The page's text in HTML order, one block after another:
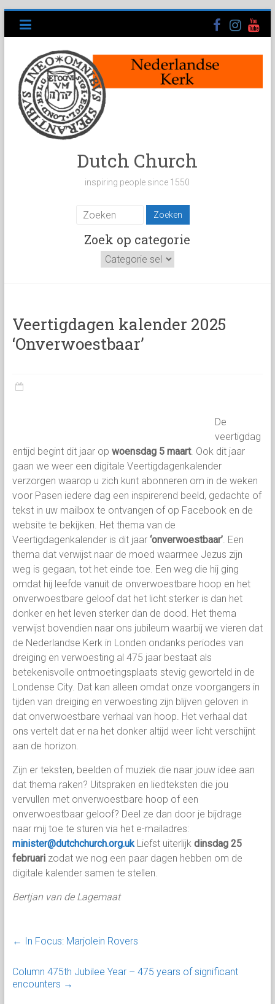
naar
inhoud
Dutch Church
inspiring people since 1550
Zoek op categorie
Zoek
op
Veertigdagen kalender 2025
‘Onverwoestbaar’
De
veertigdag
entijd begint dit jaar op woensdag 5 maart. Ook dit jaar
gaan we weer een digitale Veertigdagenkalender
verzorgen waarop u zich kunt abonneren om in de weken
voor Pasen iedere dag een inspirerend beeld, gedachte of
tekst in uw mailbox te ontvangen of op Facebook en de
website te bekijken. Het thema van de
Veertigdagenkalender is dit jaar ‘onverwoestbaar’. Een
thema dat verwijst naar de moed waarmee Jezus zijn
weg is gegaan, tot het einde toe. Een weg die hij ging
omdat hij leefde vanuit de onverwoestbare hoop en het
onverwoestbare geloof dat het licht sterker is dan het
donker en het leven sterker dan de dood. Het thema
verwijst bovendien naar ons jubileum waarbij we vieren dat
de Nederlandse Kerk in Londen ondanks periodes van
dreiging en verwoesting al 475 jaar bestaat als
betekenisvolle ontmoetingsplaats stevig geworteld in de
Londense City. Dat kan alleen omdat onze voorgangers in
tijden van dreiging en verwoesting zijn blijven geloven in
dat onverwoestbare verhaal van hoop. Het verhaal dat
ons vertelt dat er na het donker altijd weer licht verschijnt
aan de horizon.
Zijn er teksten, beelden of muziek die naar jouw idee aan
dat thema raken? Uitspraken en liedteksten die jou
vervullen met onverwoestbare hoop of een
onverwoestbaar geloof? Deel ze dan door je bijdrage
naar mij toe te sturen via het e-mailadres:
minister@dutchchurch.org.ukLiefst uiterlijkdinsdag 25
februarizodat we nog een paar dagen hebben om de
digitale kalender samen te stellen.
Bertjan van de Lagemaat
← In Focus: Marjolein Rovers
Column 475th Jubilee Year – 475 years of significant
encounters →